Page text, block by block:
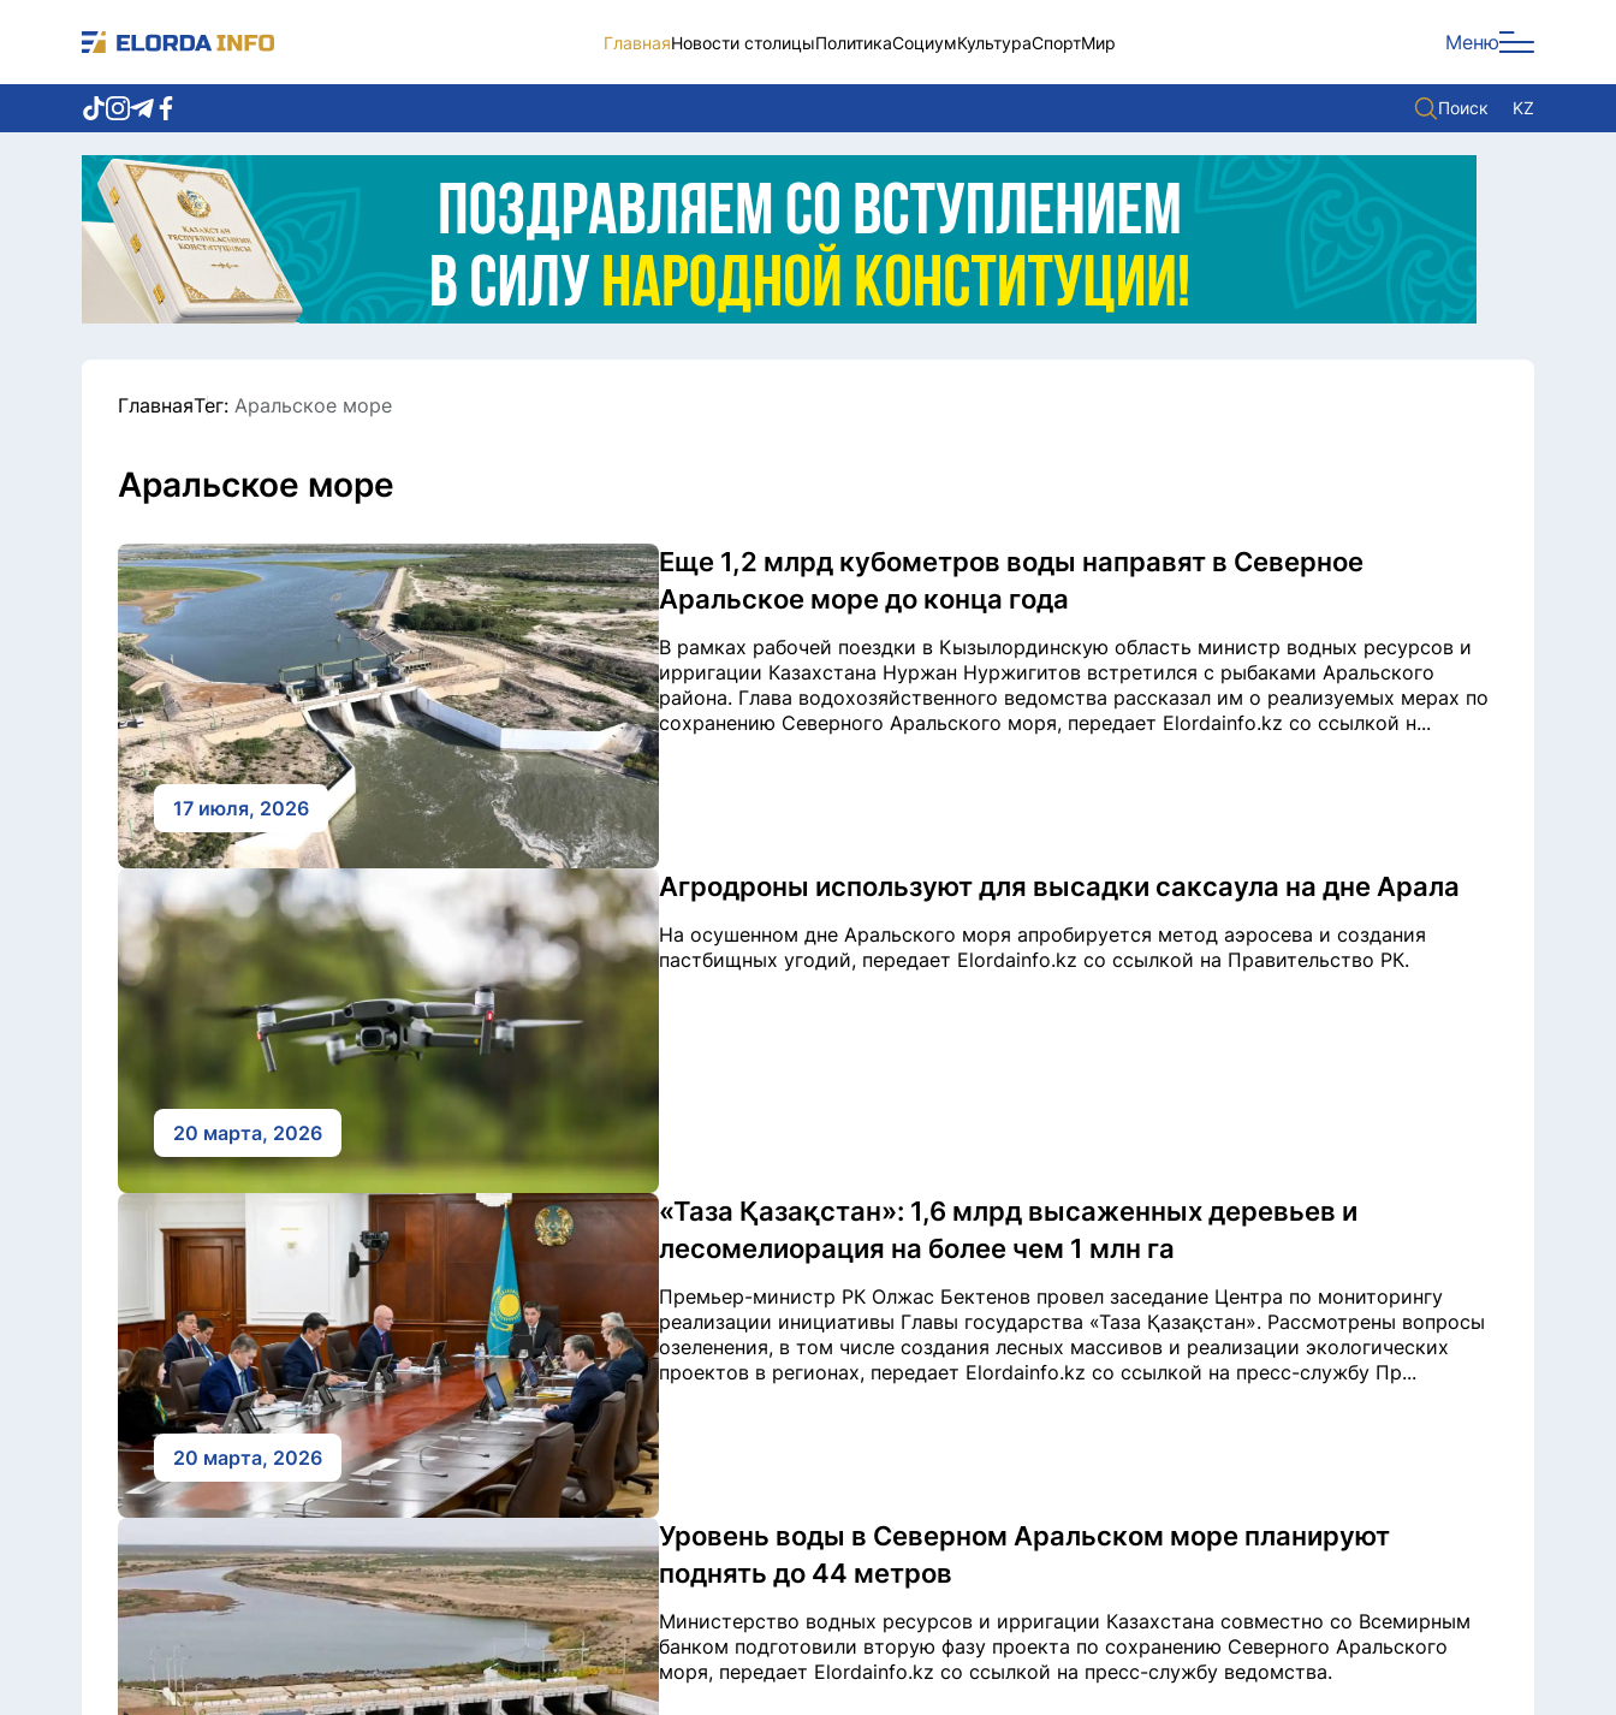
ГлавнаяНовости столицыПолитикаСоциумКультураСпортМир Меню
Поиск KZ
Новости столицы
Политика
Социум
Экономика
Спорт
Культура
ГлавнаяТег: Аральское море
Аральское море
17 июля, 2026
Еще 1,2 млрд кубометров воды направят в Северное
Аральское море до конца года
В рамках рабочей поездки в Кызылординскую область министр водных ресурсов и
ирригации Казахстана Нуржан Нуржигитов встретился с рыбаками Аральского
района. Глава водохозяйственного ведомства рассказал им о реализуемых мерах по
сохранению Северного Аральского моря, передает Elordainfo.kz со ссылкой н...
20 марта, 2026
Агродроны используют для высадки саксаула на дне Арала
На осушенном дне Аральского моря апробируется метод аэросева и создания
пастбищных угодий, передает Elordainfo.kz со ссылкой на Правительство РК.
20 марта, 2026
«Таза Қазақстан»: 1,6 млрд высаженных деревьев и
лесомелиорация на более чем 1 млн га
Премьер-министр РК Олжас Бектенов провел заседание Центра по мониторингу
реализации инициативы Главы государства «Таза Қазақстан». Рассмотрены вопросы
озеленения, в том числе создания лесных массивов и реализации экологических
проектов в регионах, передает Elordainfo.kz со ссылкой на пресс-службу Пр...
Уровень воды в Северном Аральском море планируют
поднять до 44 метров
Министерство водных ресурсов и ирригации Казахстана совместно со Всемирным
банком подготовили вторую фазу проекта по сохранению Северного Аральского
моря, передает Elordainfo.kz со ссылкой на пресс-службу ведомства.